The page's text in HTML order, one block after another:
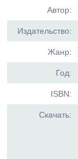
Автор:
Издательство:
Жанр:
Год:
ISBN:
Скачать: